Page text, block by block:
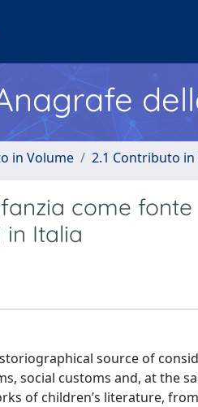
in Volume 2.1 Contributo
come
in Italia
source of
social customs and, at the
of children’s literature,